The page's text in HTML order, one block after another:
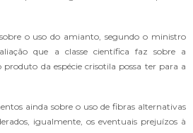
o uso do amianto, segundo o ministro
que a classe científica faz sobre a
produto da espécie crisotila possa ter para a
ainda sobre o uso de fibras alternativas
igualmente, os eventuais prejuízos à